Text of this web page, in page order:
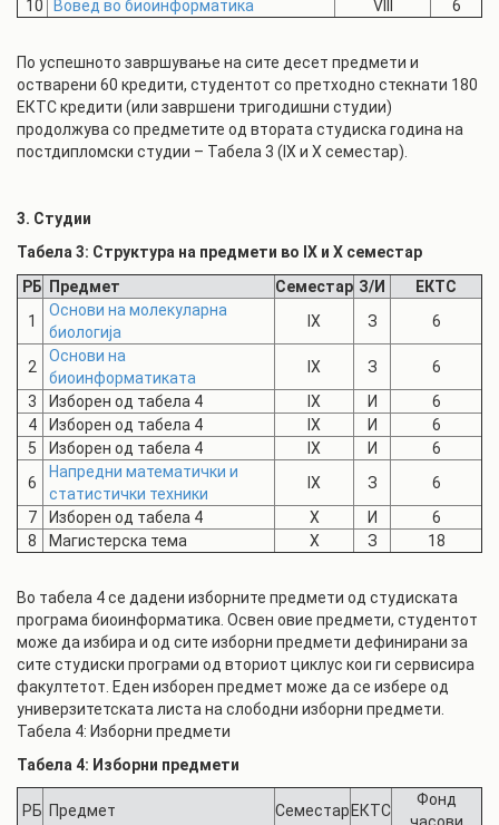
10
Вовед во биоинформатика VIII 6
По успешното завршување на сите десет предмети и
остварени 60 кредити, студентот со претходно стекнати 180
ЕКТС кредити (или завршени тригодишни студии)
продолжува со предметите од втората студиска година на
постдипломски студии – Табела 3 (IX и X семестар).
3. Студии
Табела 3: Структура на предмети во IX и X семестар
РБ
Предмет Семестар З/И
ЕКТС
1
Основи на молекуларна
биологија
IX З 6
2
Основи на
биоинформатиката
IX З
6
3
Изборен од табела 4 IX И
6
4
Изборен од табела 4 IX И
6
5
Изборен од табела 4 IX И
6
6
Напредни математички и
статистички техники
IX З
6
7
Изборен од табела 4 X И
6
8
Магистерска тема X З 18
Во табела 4 се дадени изборните предмети од студиската
програма биоинформатика. Освен овие предмети, студентот
може да избира и од сите изборни предмети дефинирани за
сите студиски програми од вториот циклус кои ги сервисира
факултетот. Еден изборен предмет може да се избере од
универзитетската листа на слободни изборни предмети.
Табела 4: Изборни предмети
Табела 4: Изборни предмети
РБ Предмет Семестар ЕКТС
Фонд